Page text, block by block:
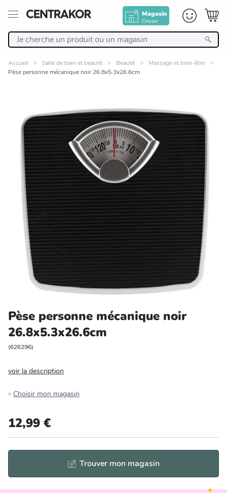
Magasin
Choisir
Décoration
Linge de maison
Meuble
Cuisine et art de la table
Salle de bain et beauté
Entretien et rangement
Loisirs
Animalerie
Bricolage et auto
Jardin et plein air
Accueil Salle de bain et beauté Beauté
Massage et bien-être
Pèse personne mécanique noir 26.8x5.3x26.6cm
Zoomer sur l'image
Pèse personne mécanique noir
26.8x5.3x26.6cm
(626296)
voir la description
Choisir mon magasin
12,99 €
Trouver mon magasin